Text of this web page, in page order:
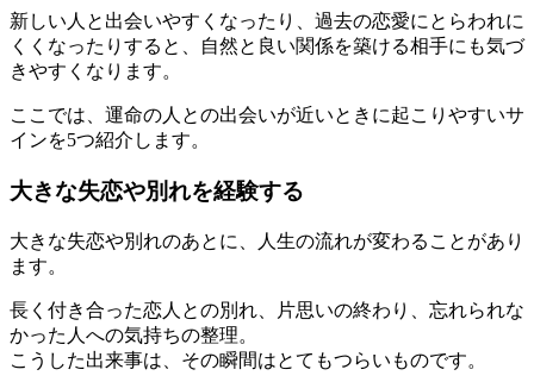
新しい人と出会いやすくなったり、過去の恋愛にとらわれに
くくなったりすると、自然と良い関係を築ける相手にも気づ
きやすくなります。
ここでは、運命の人との出会いが近いときに起こりやすいサ
インを5つ紹介します。
大きな失恋や別れを経験する
大きな失恋や別れのあとに、人生の流れが変わることがあり
ます。
長く付き合った恋人との別れ、片思いの終わり、忘れられな
かった人への気持ちの整理。
こうした出来事は、その瞬間はとてもつらいものです。